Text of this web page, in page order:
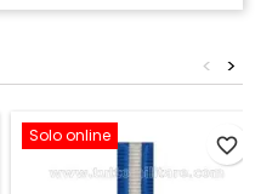
>
<
Solo online favorite_border